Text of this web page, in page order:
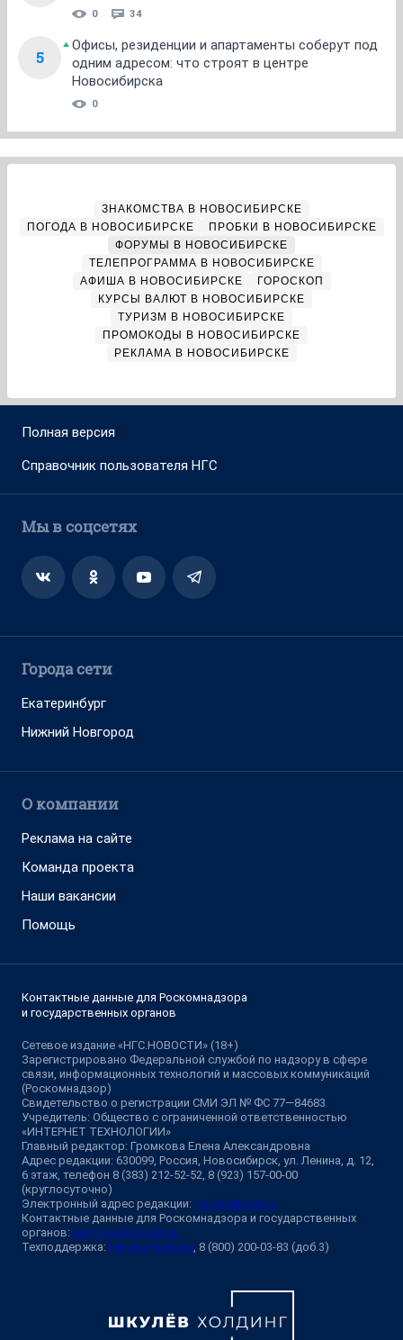
0 34
5
Офисы, резиденции и апартаменты соберут под
одним адресом: что строят в центре
Новосибирска
0
ЗНАКОМСТВА В НОВОСИБИРСКЕ
ПОГОДА В НОВОСИБИРСКЕ
ПРОБКИ В НОВОСИБИРСКЕ
ФОРУМЫ В НОВОСИБИРСКЕ
ТЕЛЕПРОГРАММА В НОВОСИБИРСКЕ
АФИША В НОВОСИБИРСКЕ
ГОРОСКОП
КУРСЫ ВАЛЮТ В НОВОСИБИРСКЕ
ТУРИЗМ В НОВОСИБИРСКЕ
ПРОМОКОДЫ В НОВОСИБИРСКЕ
РЕКЛАМА В НОВОСИБИРСКЕ
Полная версия
Справочник пользователя НГС
Мы в соцсетях
Города сети
Екатеринбург
Нижний Новгород
О компании
Реклама на сайте
Команда проекта
Наши вакансии
Помощь
Контактные данные для Роскомнадзора
и государственных органов
Сетевое издание «НГС.НОВОСТИ» (18+)
Зарегистрировано Федеральной службой по надзору в сфере
связи, информационных технологий и массовых коммуникаций
(Роскомнадзор)
Свидетельство о регистрации СМИ ЭЛ № ФС 77—84683
Учредитель: Общество с ограниченной ответственностью
«ИНТЕРНЕТ ТЕХНОЛОГИИ»
Главный редактор: Громкова Елена Александровна
Адрес редакции: 630099, Россия, Новосибирск, ул. Ленина, д. 12,
6 этаж, телефон 8 (383) 212-52-52, 8 (923) 157-00-00
(круглосуточно)
Электронный адрес редакции: ngs@shkulev.ru
Контактные данные для Роскомнадзора и государственных
органов: juristnsk@shkulev.ru
Техподдержка: help@shkulev.ru, 8 (800) 200-03-83 (доб.3)